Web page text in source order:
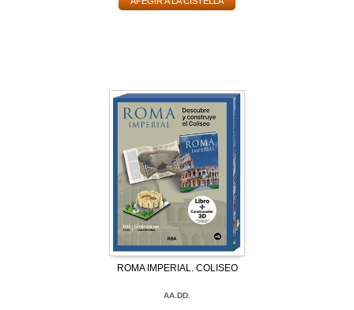
ROMA IMPERIAL. COLISEO
AA.DD.